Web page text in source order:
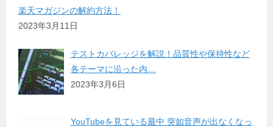
楽天マガジンの解約方法！
2023年3月11日
テストカバレッジを解説！品質性や保持性など
各テーマに沿った内…
2023年3月6日
YouTubeを見ている最中 突如音声が出なくなっ